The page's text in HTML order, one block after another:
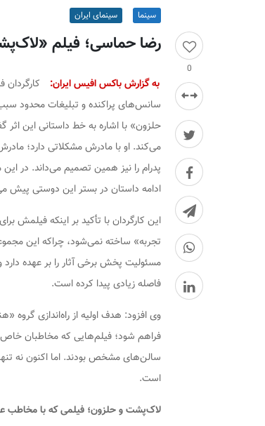
0
سینما سینمای ایران
رضا حماسی؛ فیلم
به گزارش باکس افیس ایران:
کارگردان
سانس‌های پراکنده و تبلیغات محدود
می‌کند. او با مادرش مشکلاتی دارد؛
پدرام را نیز همین تصمیم می‌داند. در
ادامه داستان در بستر این دوستی پیش
این کارگردان با تأکید بر اینکه فیلمش
تجربه» ساخته نمی‌شود، چراکه این
مسئولیت پخش برخی آثار را بر عهده
فاصله زیادی پیدا کرده است.
وی افزود: هدف اولیه از راه‌اندازی
فراهم شود؛ فیلم‌هایی که مخاطبان خاص
سالن‌های مشخص بودند. اما اکنون نه
است.
لاک‌پشت و حلزون؛ فیلمی که با مخاطب